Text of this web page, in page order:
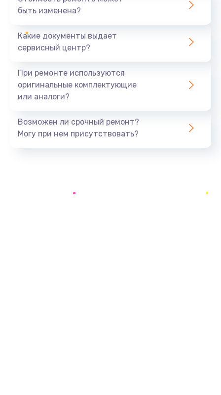
Ремонт южного моста
Замена батарейки BIOS
Заказать
быть изменена?
Какие документы выдает
сервисный центр?
При ремонте используются
оригинальные комплектующие
или аналоги?
Возможен ли срочный ремонт?
Могу при нем присутствовать?